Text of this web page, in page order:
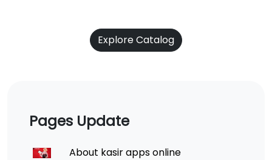
Explore Catalog
Pages Update
About kasir apps online